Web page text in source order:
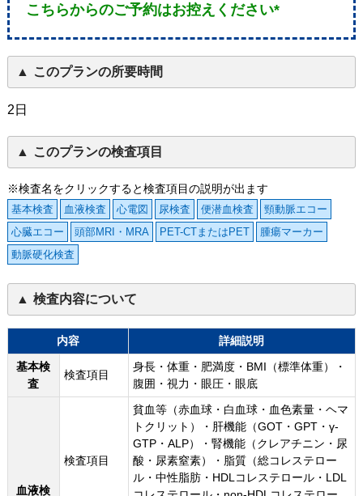
こちらからのご予約はお控えください*
このプランの所要時間
2日
このプランの検査項目
※検査名をクリックすると検査項目の説明が出ます
基本検査 血液検査 心電図 尿検査 便潜血検査
頸動脈エコー
心臓エコー
頭部MRI・MRA PET-CTまたはPET
腫瘍マーカー
動脈硬化検査
検査内容について
内容
詳細説明
基本検
査
検査項目
身長・体重・肥満度・BMI（標準体重）・
腹囲・視力・眼圧・眼底
血液検
検査項目
貧血等（赤血球・白血球・血色素量・ヘマ
トクリット）・肝機能（GOT・GPT・γ-
GTP・ALP）・腎機能（クレアチニン・尿
酸・尿素窒素）・脂質（総コレステロー
ル・中性脂肪・HDLコレステロール・LDL